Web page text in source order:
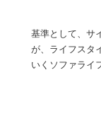
基準として、サ
が、ライフスタ
いくソファラ